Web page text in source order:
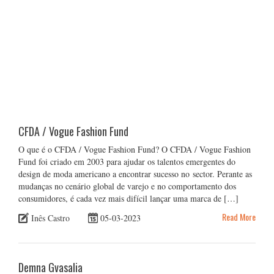
CFDA / Vogue Fashion Fund
O que é o CFDA / Vogue Fashion Fund? O CFDA / Vogue Fashion
Fund foi criado em 2003 para ajudar os talentos emergentes do
design de moda americano a encontrar sucesso no sector. Perante as
mudanças no cenário global de varejo e no comportamento dos
consumidores, é cada vez mais difícil lançar uma marca de […]
Inês Castro
05-03-2023 Read More
Demna Gvasalia